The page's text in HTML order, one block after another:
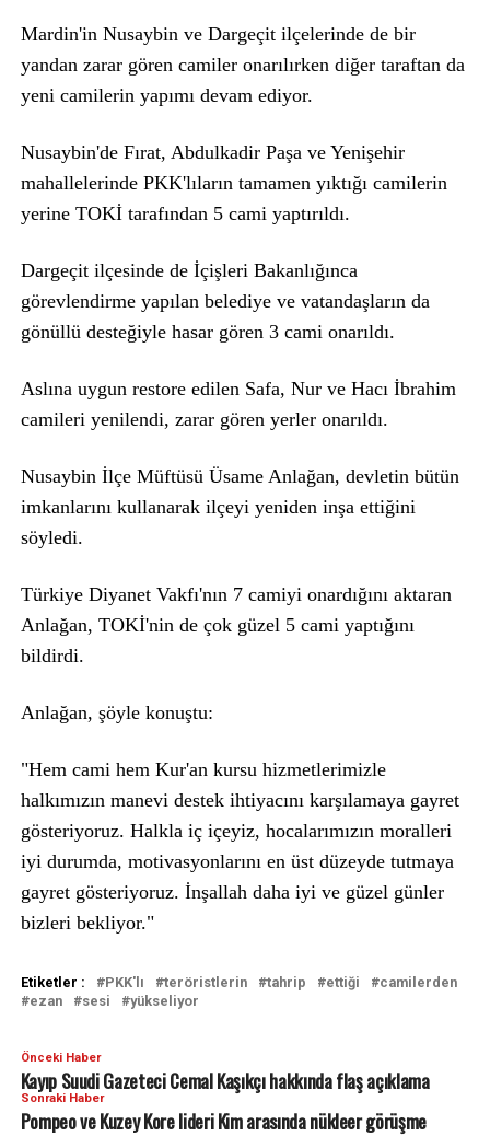
Mardin'in Nusaybin ve Dargeçit ilçelerinde de bir
yandan zarar gören camiler onarılırken diğer taraftan da
yeni camilerin yapımı devam ediyor.
Nusaybin'de Fırat, Abdulkadir Paşa ve Yenişehir
mahallelerinde PKK'lıların tamamen yıktığı camilerin
yerine TOKİ tarafından 5 cami yaptırıldı.
Dargeçit ilçesinde de İçişleri Bakanlığınca
görevlendirme yapılan belediye ve vatandaşların da
gönüllü desteğiyle hasar gören 3 cami onarıldı.
Aslına uygun restore edilen Safa, Nur ve Hacı İbrahim
camileri yenilendi, zarar gören yerler onarıldı.
Nusaybin İlçe Müftüsü Üsame Anlağan, devletin bütün
imkanlarını kullanarak ilçeyi yeniden inşa ettiğini
söyledi.
Türkiye Diyanet Vakfı'nın 7 camiyi onardığını aktaran
Anlağan, TOKİ'nin de çok güzel 5 cami yaptığını
bildirdi.
Anlağan, şöyle konuştu:
"Hem cami hem Kur'an kursu hizmetlerimizle
halkımızın manevi destek ihtiyacını karşılamaya gayret
gösteriyoruz. Halkla iç içeyiz, hocalarımızın moralleri
iyi durumda, motivasyonlarını en üst düzeyde tutmaya
gayret gösteriyoruz. İnşallah daha iyi ve güzel günler
bizleri bekliyor."
Etiketler : PKK'lı teröristlerin tahrip ettiği
camilerden
ezan
sesi yükseliyor
Önceki Haber
Kayıp Suudi Gazeteci Cemal Kaşıkçı hakkında flaş açıklama
Sonraki Haber
Pompeo ve Kuzey Kore lideri Kim arasında nükleer görüşme